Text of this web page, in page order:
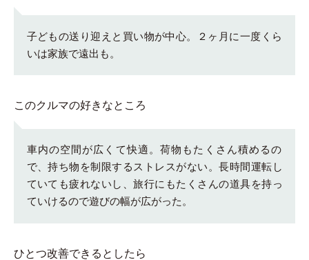
子どもの送り迎えと買い物が中心。２ヶ月に一度くら
いは家族で遠出も。
このクルマの好きなところ
車内の空間が広くて快適。荷物もたくさん積めるの
で、持ち物を制限するストレスがない。長時間運転し
ていても疲れないし、旅行にもたくさんの道具を持っ
ていけるので遊びの幅が広がった。
ひとつ改善できるとしたら